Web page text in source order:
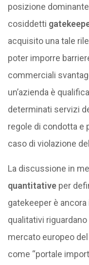
posizione
cosiddetti
acquisito una tale
poter imporre
commerciali
un’azienda è
determinati servizi
regole di condotta e
caso di violazione
La discussione in
quantitativeper
gatekeeper è
qualitativi
mercato europeo
come “portale